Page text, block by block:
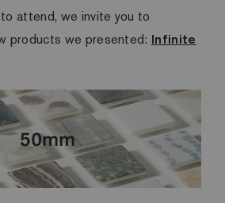
attend, we invite you to
products we presented: Infinite